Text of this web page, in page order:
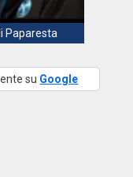
Paparesta
su Google